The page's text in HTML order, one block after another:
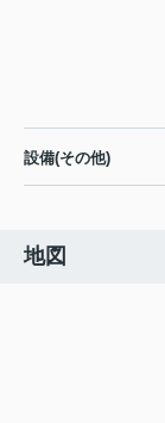
設備(その他)
地図